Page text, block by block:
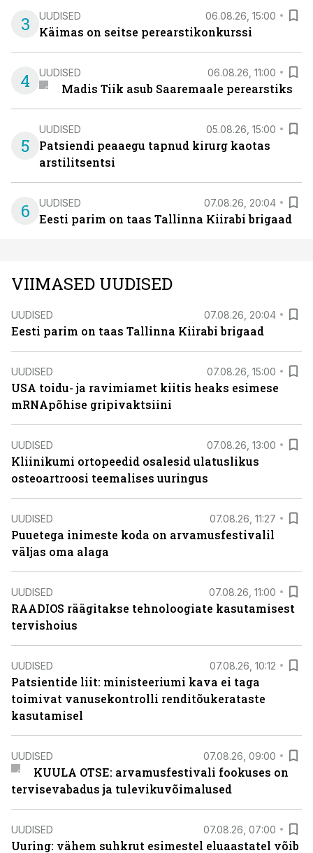
3 UUDISED 06.08.26, 15:00
Käimas on seitse perearstikonkurssi
4 UUDISED 06.08.26, 11:00
Madis Tiik asub Saaremaale perearstiks
5
UUDISED 05.08.26, 15:00
Patsiendi peaaegu tapnud kirurg kaotas
arstilitsentsi
6 UUDISED 07.08.26, 20:04
Eesti parim on taas Tallinna Kiirabi brigaad
VIIMASED UUDISED
UUDISED 07.08.26, 20:04
Eesti parim on taas Tallinna Kiirabi brigaad
UUDISED 07.08.26, 15:00
USA toidu- ja ravimiamet kiitis heaks esimese
mRNApõhise gripivaktsiini
UUDISED 07.08.26, 13:00
Kliinikumi ortopeedid osalesid ulatuslikus
osteoartroosi teemalises uuringus
UUDISED 07.08.26, 11:27
Puuetega inimeste koda on arvamusfestivalil
väljas oma alaga
UUDISED 07.08.26, 11:00
RAADIOS räägitakse tehnoloogiate kasutamisest
tervishoius
UUDISED 07.08.26, 10:12
Patsientide liit: ministeeriumi kava ei taga
toimivat vanusekontrolli renditõukerataste
kasutamisel
UUDISED 07.08.26, 09:00
KUULA OTSE: arvamusfestivali fookuses on
tervisevabadus ja tulevikuvõimalused
UUDISED 07.08.26, 07:00
Uuring: vähem suhkrut esimestel eluaastatel võib